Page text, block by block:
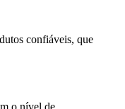
confiáveis, que
o nível de